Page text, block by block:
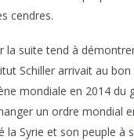
cendres.
la suite tend à
Schiller arrivait au
mondiale en 2014 du
un ordre mondial
Syrie et son peuple à